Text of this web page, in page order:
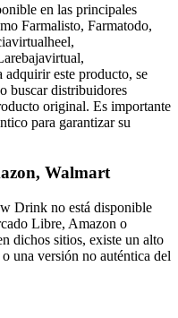
en las principales
Farmalisto, Farmatodo,
este producto, se
buscar distribuidores
original. Es importante
para garantizar su
Walmart
Drink no está disponible
Libre, Amazon o
dichos sitios, existe un alto
una versión no auténtica del